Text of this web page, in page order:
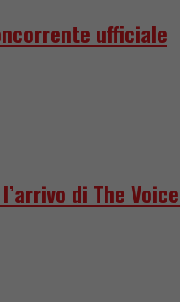
ufficiale
di The